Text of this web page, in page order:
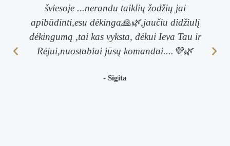
šviesoje ...nerandu taiklių žodžių jai
apibūdinti,esu dėkinga🙏🌿,jaučiu didžiulį
dėkingumą ,tai kas vyksta, dėkui Ieva Tau ir
Rėjui,nuostabiai jūsų komandai....💜🌿
- Sigita